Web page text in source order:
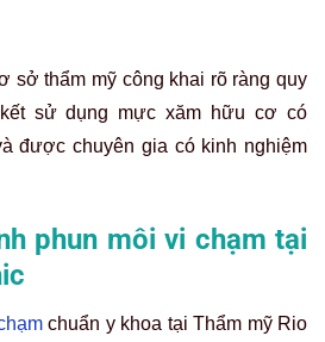
sở thẩm mỹ công khai rõ ràng quy
sử dụng mực xăm hữu cơ có
được chuyên gia có kinh nghiệm
phun môi vi chạm tại
chuẩn y khoa tại Thẩm mỹ Rio